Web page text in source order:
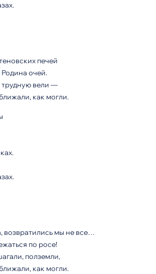
печей
очей.
вели —
как могли.
возвратились мы не все…
по росе!
полземли,
как могли.